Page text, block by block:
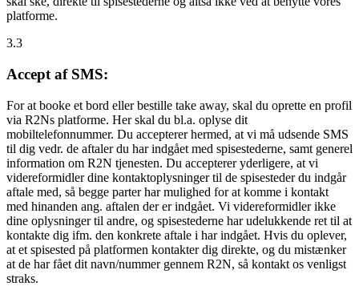
platforme.
3.3
Accept af SMS:
For at booke et bord eller bestille take away, skal du oprette en profil
via R2Ns platforme. Her skal du bl.a. oplyse dit
mobiltelefonnummer. Du accepterer hermed, at vi må udsende SMS
til dig vedr. de aftaler du har indgået med spisestederne, samt generel
information om R2N tjenesten. Du accepterer yderligere, at vi
videreformidler dine kontaktoplysninger til de spisesteder du indgår
aftale med, så begge parter har mulighed for at komme i kontakt
med hinanden ang. aftalen der er indgået. Vi videreformidler ikke
dine oplysninger til andre, og spisestederne har udelukkende ret til at
kontakte dig ifm. den konkrete aftale i har indgået. Hvis du oplever,
at et spisested på platformen kontakter dig direkte, og du mistænker
at de har fået dit navn/nummer gennem R2N, så kontakt os venligst
straks.